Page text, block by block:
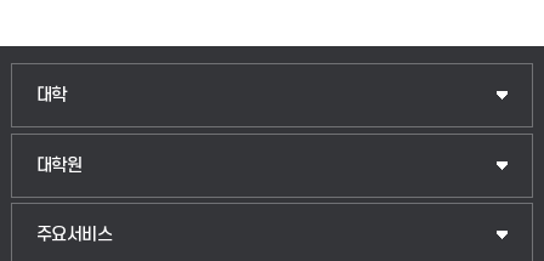
대학
인문융합공공인재학부
법경영학부
대학원
일반대학원
산업대학원
주요서비스
입학안내